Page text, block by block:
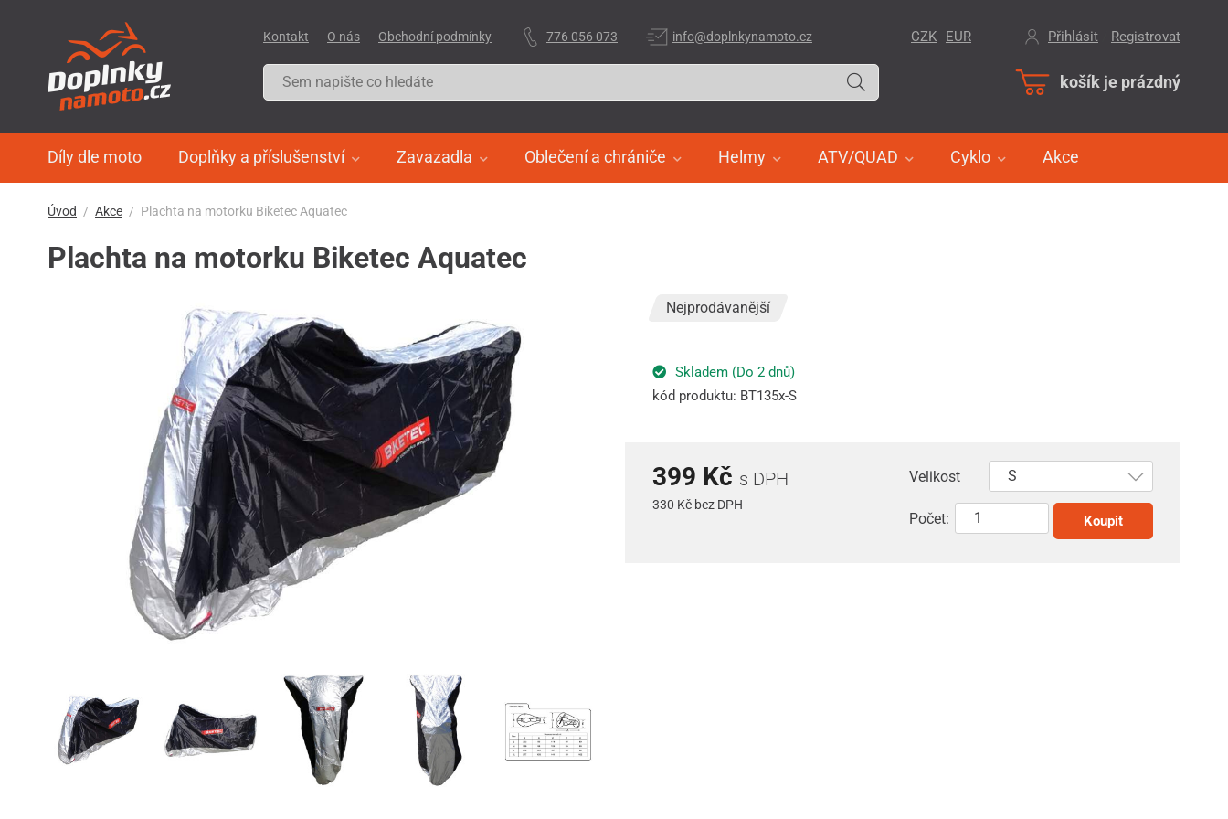
košík je prázdný
Díly dle moto Doplňky a příslušenství Zavazadla Oblečení a chrániče Helmy ATV/QUAD Cyklo Akce
CZK EUR Přihlásit Registrovat
Kontakt O nás Obchodní podmínky 776 056 073 info@doplnkynamoto.cz
Úvod Akce Plachta na motorku Biketec Aquatec
Plachta na motorku Biketec Aquatec
Nejprodávanější
Skladem (Do 2 dnů)
kód produktu: BT135x-S
399 Kč s DPH
330 Kč bez DPH
Velikost
Počet: Koupit